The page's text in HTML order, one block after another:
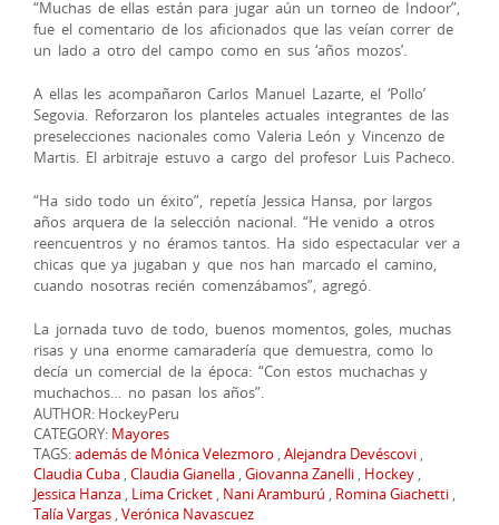
“Muchas de ellas están para jugar aún un torneo de Indoor”,
fue el comentario de los aficionados que las veían correr de
un lado a otro del campo como en sus ‘años mozos’.
A ellas les acompañaron Carlos Manuel Lazarte, el ‘Pollo’
Segovia. Reforzaron los planteles actuales integrantes de las
preselecciones nacionales como Valeria León y Vincenzo de
Martis. El arbitraje estuvo a cargo del profesor Luis Pacheco.
“Ha sido todo un éxito”, repetía Jessica Hansa, por largos
años arquera de la selección nacional. “He venido a otros
reencuentros y no éramos tantos. Ha sido espectacular ver a
chicas que ya jugaban y que nos han marcado el camino,
cuando nosotras recién comenzábamos”, agregó.
La jornada tuvo de todo, buenos momentos, goles, muchas
risas y una enorme camaradería que demuestra, como lo
decía un comercial de la época: “Con estos muchachas y
muchachos… no pasan los años”.
AUTHOR: HockeyPeru
CATEGORY: Mayores
TAGS:además de Mónica Velezmoro ,Alejandra Devéscovi ,
Claudia Cuba ,Claudia Gianella ,Giovanna Zanelli , Hockey ,
Jessica Hanza , Lima Cricket , Nani Aramburú , Romina Giachetti ,
Talía Vargas ,Verónica Navascuez